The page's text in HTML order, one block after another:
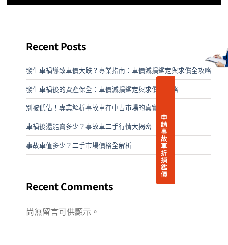
申
請
事
故
車
折
損
鑑
價
Recent Posts
發生車禍導致車價大跌？專業指南：車價減損鑑定與求償全攻略
發生車禍後的資產保全：車價減損鑑定與求償全攻略
別被低估！專業解析事故車在中古市場的真實價格
車禍後還能賣多少？事故車二手行情大揭密
事故車值多少？二手市場價格全解析
Recent Comments
尚無留言可供顯示。